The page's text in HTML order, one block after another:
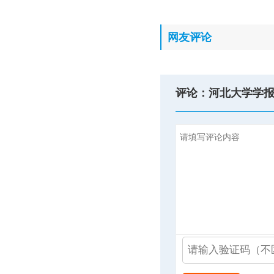
网友评论
评论：河北大学学报